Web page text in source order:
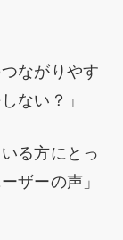
ながりやす
ない？」
る方にとっ
ザーの声」